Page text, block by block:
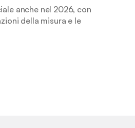
anche nel 2026, con
della misura e le